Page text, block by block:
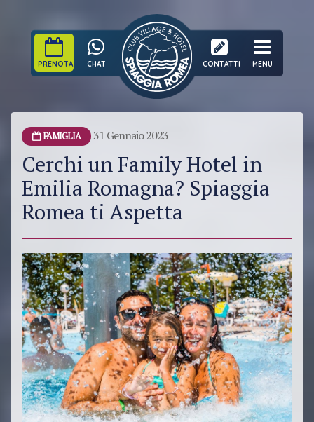
PRENOTA CHAT CONTATTI MENU
FAMIGLIA 31 Gennaio 2023
Cerchi un Family Hotel in
Emilia Romagna? Spiaggia
Romea ti Aspetta